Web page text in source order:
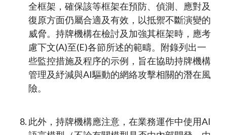
全框架，確保該等框架在預防、偵測、應對及
復原方面仍屬合適及有效，以抵禦不斷演變的
威脅。持牌機構在檢討及加強其框架時，應考
慮下文(A)至(E)各節所述的範疇。附錄列出一
些監控措施及程序的示例，旨在協助持牌機構
管理及紓減與AI驅動的網絡攻擊相關的潛在風
險。
此外，持牌機構應注意，在業務運作中使用AI